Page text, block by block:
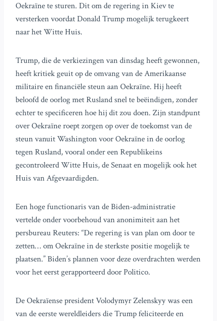
Oekraïne te sturen. Dit om de regering in Kiev te
versterken voordat Donald Trump mogelijk terugkeert
naar het Witte Huis.
Trump, die de verkiezingen van dinsdag heeft gewonnen,
heeft kritiek geuit op de omvang van de Amerikaanse
militaire en financiële steun aan Oekraïne. Hij heeft
beloofd de oorlog met Rusland snel te beëindigen, zonder
echter te specificeren hoe hij dit zou doen. Zijn standpunt
over Oekraïne roept zorgen op over de toekomst van de
steun vanuit Washington voor Oekraïne in de oorlog
tegen Rusland, vooral onder een Republikeins
gecontroleerd Witte Huis, de Senaat en mogelijk ook het
Huis van Afgevaardigden.
Een hoge functionaris van de Biden-administratie
vertelde onder voorbehoud van anonimiteit aan het
persbureau Reuters: “De regering is van plan om door te
zetten… om Oekraïne in de sterkste positie mogelijk te
plaatsen.” Biden’s plannen voor deze overdrachten werden
voor het eerst gerapporteerd door Politico.
De Oekraïense president Volodymyr Zelenskyy was een
van de eerste wereldleiders die Trump feliciteerde en